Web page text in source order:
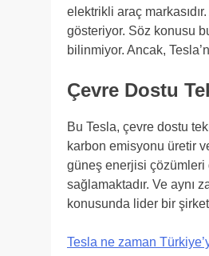
elektrikli araç
gösteriyor. Söz konusu
bilinmiyor. Ancak,
Çevre Dostu
Bu Tesla, çevre dostu
karbon emisyonu üretir
güneş enerjisi çözümleri
sağlamaktadır. Ve aynı
konusunda lider bir
Tesla ne zaman